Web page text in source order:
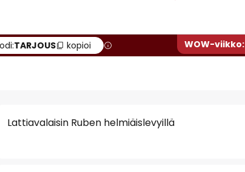
TARJOUS kopioi WOW-viikko:
Lattiavalaisin Ruben helmiäislevyillä